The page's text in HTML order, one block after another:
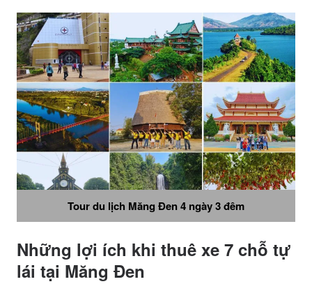
Tour du lịch Măng Đen 4 ngày 3 đêm
Những lợi ích khi thuê xe 7 chỗ tự
lái tại Măng Đen